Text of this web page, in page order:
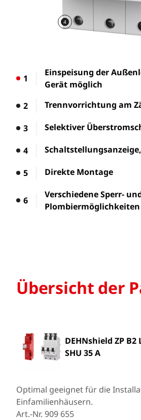
4
1
Einspeisung der
Gerät möglich
2
Trennvorrichtung am
3 Selektiver
4 Schaltstellungsanzeige,
5 Direkte Montage
6
Verschiedene Sperr-
Plombiermöglichkeiten
Übersicht der
DEHNshield ZP B2
SHU 35 A
Optimal geeignet für die
Einfamilienhäusern.
Art.-Nr. 909 655